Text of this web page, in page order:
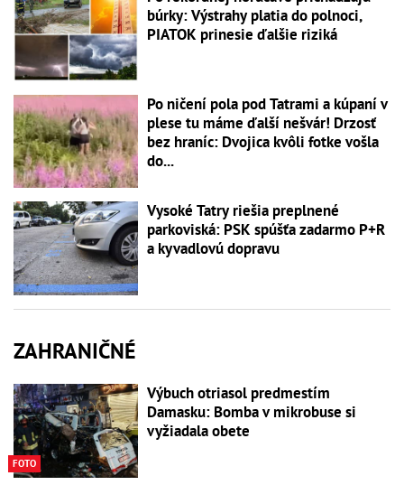
búrky: Výstrahy platia do polnoci,
PIATOK prinesie ďalšie riziká
Po ničení pola pod Tatrami a kúpaní v
plese tu máme ďalší nešvár! Drzosť
bez hraníc: Dvojica kvôli fotke vošla
do...
Vysoké Tatry riešia preplnené
parkoviská: PSK spúšťa zadarmo P+R
a kyvadlovú dopravu
ZAHRANIČNÉ
FOTO
Výbuch otriasol predmestím
Damasku: Bomba v mikrobuse si
vyžiadala obete